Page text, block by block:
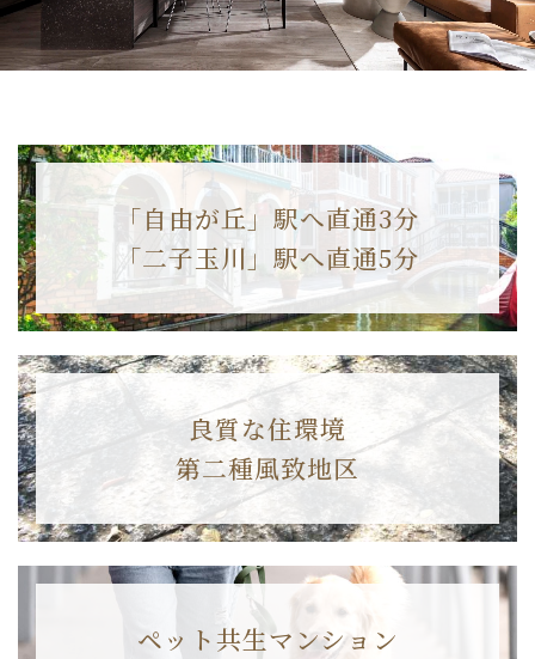
「自由が丘」駅へ直通3分
「二子玉川」駅へ直通5分
良質な住環境
第二種風致地区
ペット共生マンション